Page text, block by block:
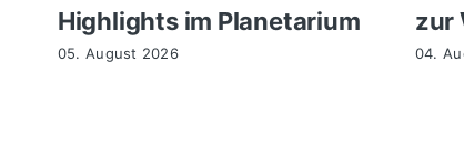
Highlights im Planetarium
05. August 2026
zur
04.